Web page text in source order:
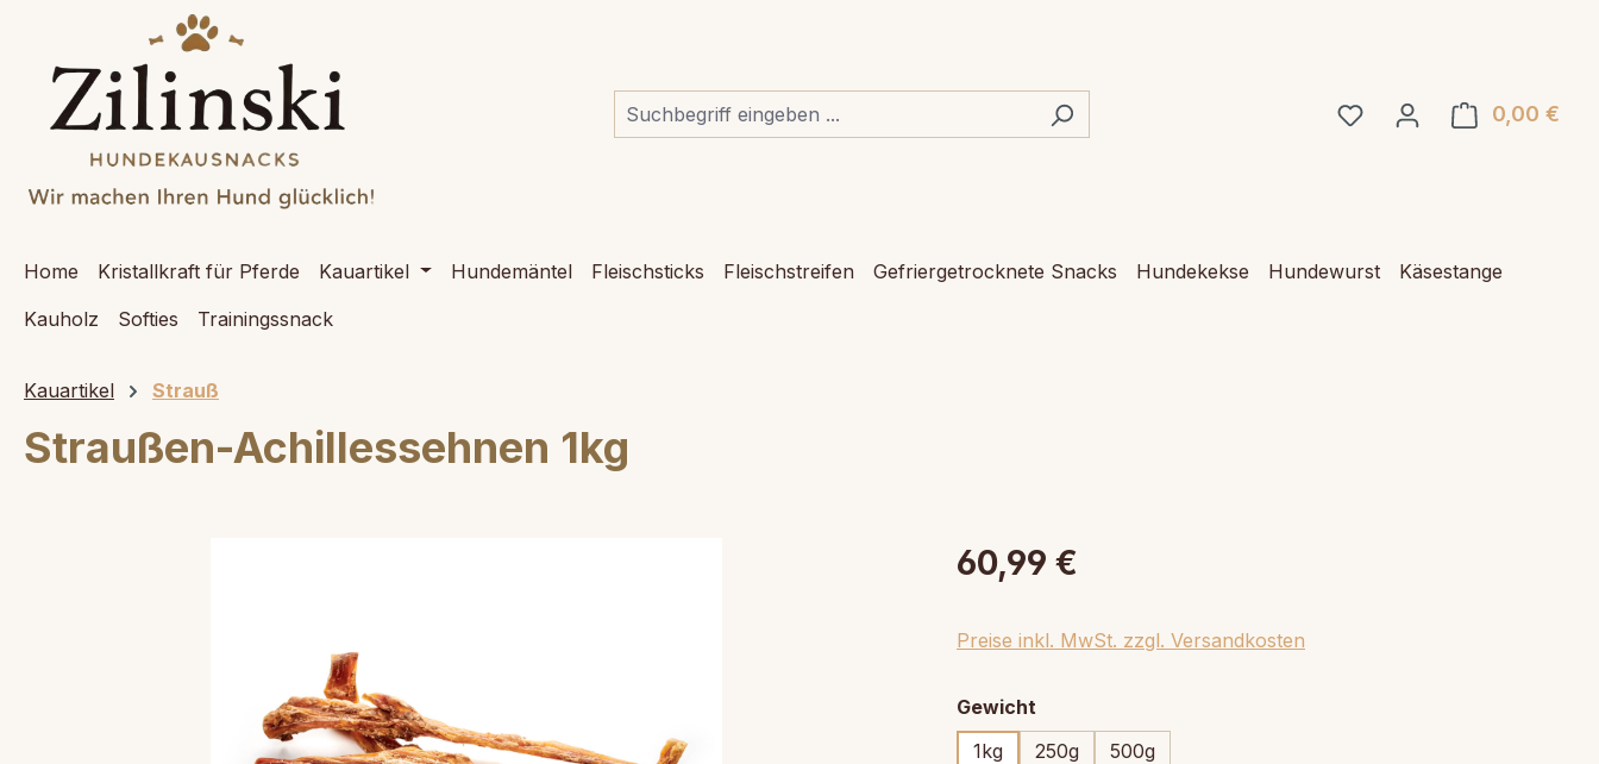
Zur Hauptnavigation springen
0,00 €
Home Kristallkraft für Pferde Kauartikel Hundemäntel Fleischsticks Fleischstreifen Gefriergetrocknete Snacks Hundekekse Hundewurst
Käsestange
Kauholz
Softies Trainingssnack
Kauartikel Strauß
Straußen-Achillessehnen 1kg
60,99 €
Preise inkl. MwSt. zzgl. Versandkosten
Gewicht
1kg
250g 500g